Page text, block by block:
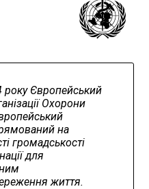
року Європейський
Охорони
на
громадськості
для
життя.